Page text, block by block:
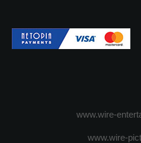
www.wire-
www.wire-